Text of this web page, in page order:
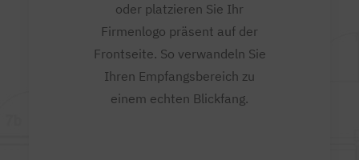
oder platzieren Sie Ihr
Firmenlogo präsent auf der
Frontseite. So verwandeln Sie
Ihren Empfangsbereich zu
einem echten Blickfang.